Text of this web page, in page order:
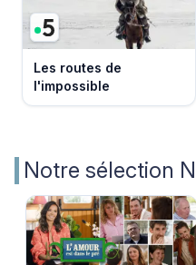
Les routes de
l'impossible
Notre sélection